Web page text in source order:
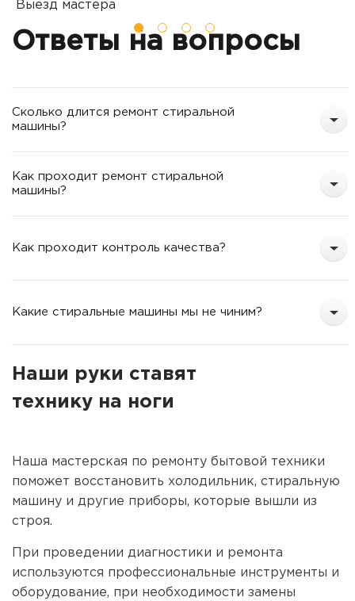
Выезд мастера
Вы оставляете заявку на ремонт
Ответы на вопросы
Сколько длится ремонт стиральной
машины?
Как проходит ремонт стиральной
машины?
Как проходит контроль качества?
Какие стиральные машины мы не чиним?
Наши руки ставят
технику на ноги
Наша мастерская по ремонту бытовой техники
поможет восстановить холодильник, стиральную
машину и другие приборы, которые вышли из
строя.
При проведении диагностики и ремонта
используются профессиональные инструменты и
оборудование, при необходимости замены